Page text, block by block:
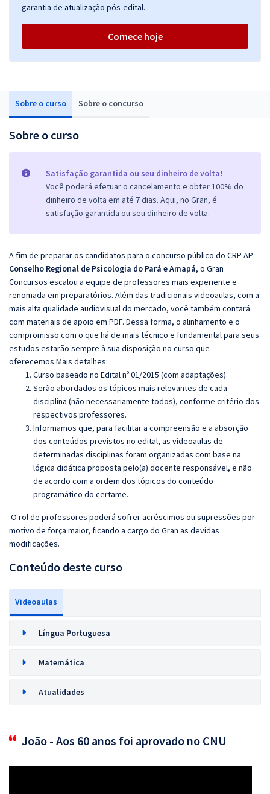
Sobre o curso Sobre o concurso
Sobre o curso
Satisfação garantida ou seu dinheiro de volta!
Você poderá efetuar o cancelamento e obter 100% do
dinheiro de volta em até 7 dias. Aqui, no Gran, é
satisfação garantida ou seu dinheiro de volta.
A fim de preparar os candidatos para o concurso público do CRP AP -
Conselho Regional de Psicologia do Pará e Amapá, o Gran
Concursos escalou a equipe de professores mais experiente e
renomada em preparatórios. Além das tradicionais videoaulas, com a
mais alta qualidade audiovisual do mercado, você também contará
com materiais de apoio em PDF. Dessa forma, o alinhamento e o
compromisso com o que há de mais técnico e fundamental para seus
estudos estarão sempre à sua disposição no curso que
oferecemos.Mais detalhes:
Curso baseado no Edital nº 01/2015 (com adaptações).
Serão abordados os tópicos mais relevantes de cada
disciplina (não necessariamente todos), conforme critério dos
respectivos professores.
Informamos que, para facilitar a compreensão e a absorção
dos conteúdos previstos no edital, as videoaulas de
determinadas disciplinas foram organizadas com base na
lógica didática proposta pelo(a) docente responsável, e não
de acordo com a ordem dos tópicos do conteúdo
programático do certame.
O rol de professores poderá sofrer acréscimos ou supressões por
motivo de força maior, ficando a cargo do Gran as devidas
modificações.
Conteúdo deste curso
Videoaulas
Língua Portuguesa
Matemática
Atualidades
João - Aos 60 anos foi aprovado no CNU
garantia de atualização pós-edital.
Comece hoje